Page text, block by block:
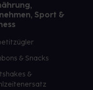
Sport &
& Snacks
&